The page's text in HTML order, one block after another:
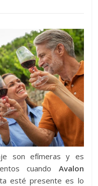
son efímeras y es
cuando Avalon
esté presente es lo